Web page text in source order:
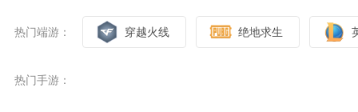
热门端游： 穿越火线 绝地求生
热门手游：